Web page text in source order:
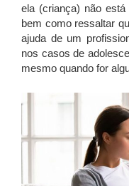
ela (criança) não
bem como ressaltar
ajuda de um
nos casos de
mesmo quando for